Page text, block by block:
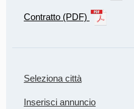
Contratto (PDF)
Seleziona città
Inserisci annuncio